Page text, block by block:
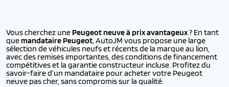
Vous cherchez une Peugeot neuve à prix avantageux? En tant
quemandataire Peugeot, AutoJM vous propose une large
sélection de véhicules neufs et récents de la marque au lion,
avec des remises importantes, des conditions de financement
compétitives et la garantie constructeur incluse. Profitez du
savoir-faire d’un mandataire pour acheter votre Peugeot
neuve pas cher, sans compromis sur la qualité.